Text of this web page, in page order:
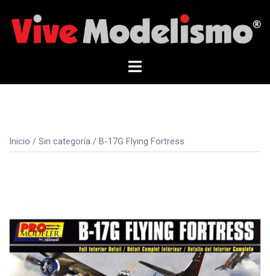
contenido
Alternar
Inicio / Sin categoría / B-17G Flying Fortress